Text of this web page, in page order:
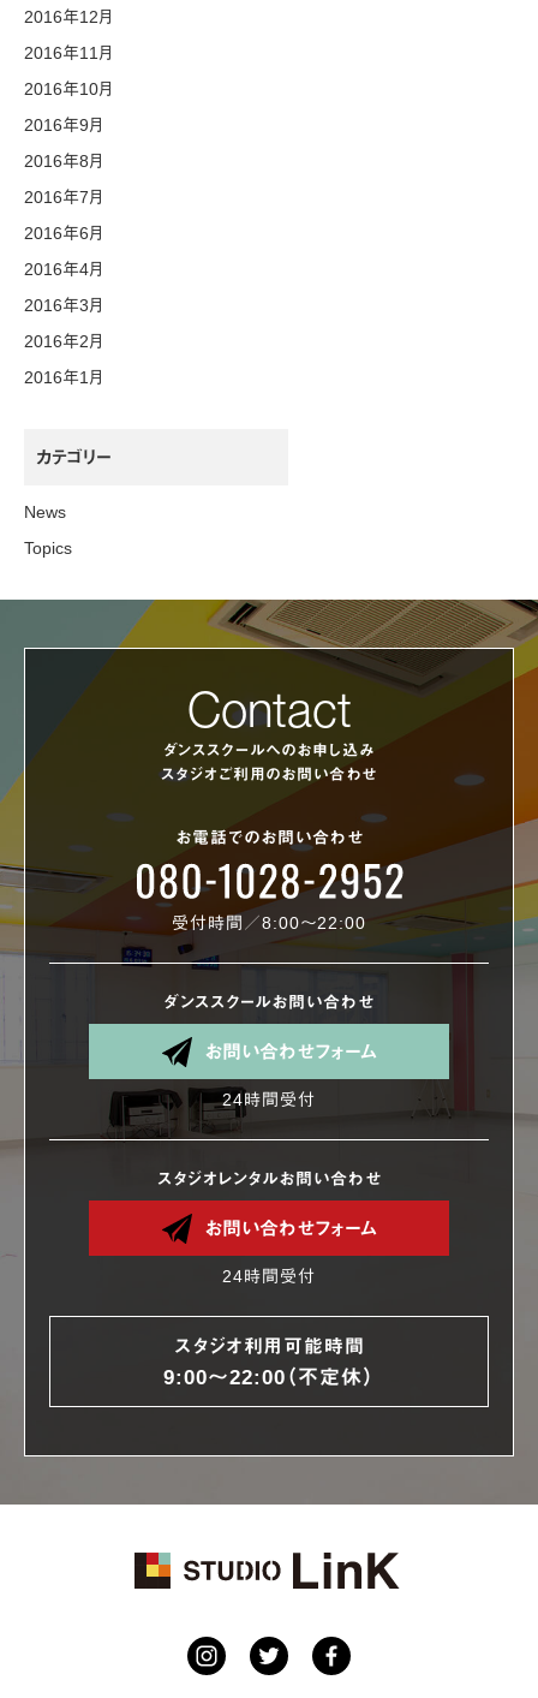
2016年12月
2016年11月
2016年10月
2016年9月
2016年8月
2016年7月
2016年6月
2016年4月
2016年3月
2016年2月
2016年1月
カテゴリー
News
Topics
Contact
ダンススクールへのお申し込み
スタジオご利用のお問い合わせ
お電話でのお問い合わせ
受付時間／8:00〜22:00
ダンススクールお問い合わせ
お問い合わせフォーム
24時間受付
スタジオレンタルお問い合わせ
お問い合わせフォーム
24時間受付
スタジオ利用可能時間
9:00〜22:00（不定休）